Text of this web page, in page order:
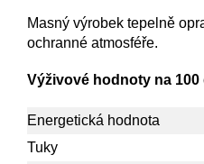
Masný výrobek tepelně
ochranné atmosféře.
Výživové hodnoty na 100
Energetická hodnota
Tuky